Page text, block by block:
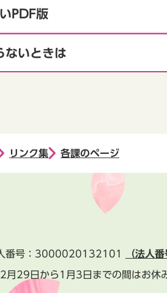
PDF版
ないときは
リンク集 各課のページ
番号：3000020132101 （法人
月29日から1月3日までの間はお休